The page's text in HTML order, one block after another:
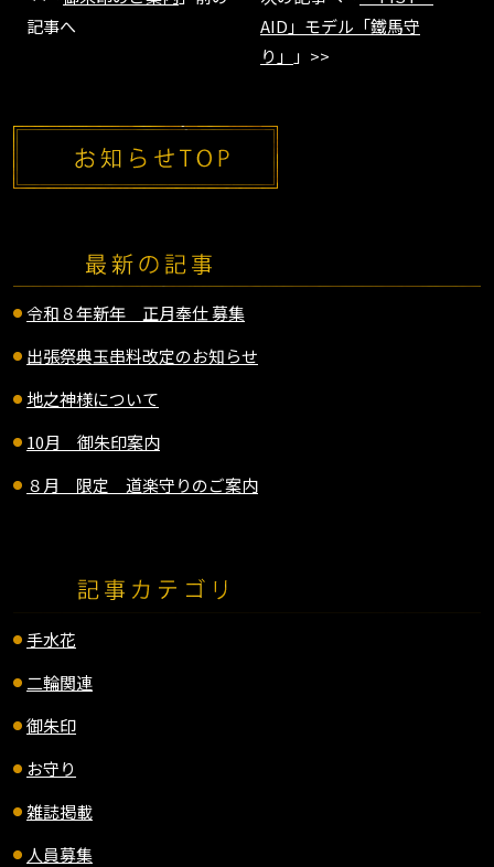
記事へ
AID」モデル「鐵馬守
り」
」>>
令和８年新年 正月奉仕 募集
出張祭典玉串料改定のお知らせ
地之神様について
10月 御朱印案内
８月 限定 道楽守りのご案内
手水花
二輪関連
御朱印
お守り
雑誌掲載
人員募集